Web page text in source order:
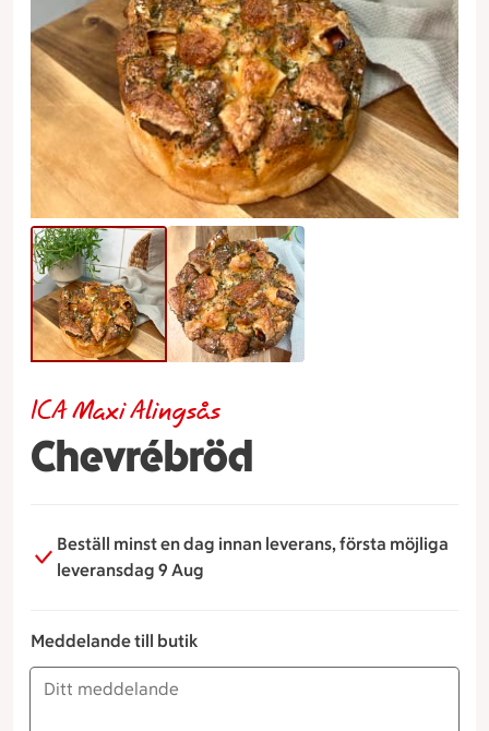
Chevrébröd
ICA Maxi Alingsås
Beställ minst en dag innan leverans, första möjliga
leveransdag 9 Aug
Meddelande till butik